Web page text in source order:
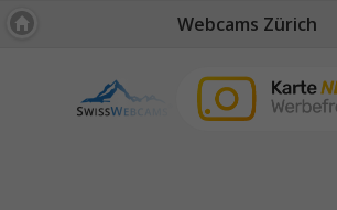
Webcams Zürich